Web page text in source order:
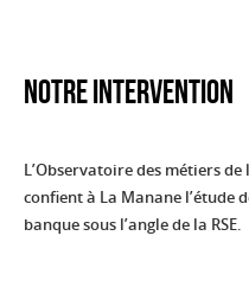
Notre intervention
L’Observatoire des métiers de
confient à La Manane l’étude
banque sous l’angle de la RSE.